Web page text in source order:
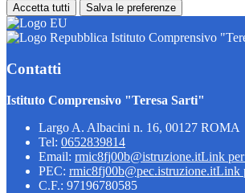
Accetta tutti Salva le preferenze
Istituto Comprensivo
Contatti
Istituto Comprensivo "Teresa Sarti"
Largo A. Albacini n. 16, 00127 ROMA
Tel: 0652839814
Email: rmic8fj00b@istruzione.itLink
PEC: rmic8fj00b@pec.istruzione.itLink
C.F.: 97196780585